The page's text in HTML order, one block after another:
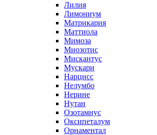
Лилия
Лимониум
Матрикария
Маттиола
Мимоза
Миозотис
Мискантус
Мускари
Нарцисс
Нелумбо
Нерине
Нутан
Озотамнус
Оксипеталум
Орнаментал